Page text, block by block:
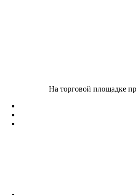
На торговой площадке